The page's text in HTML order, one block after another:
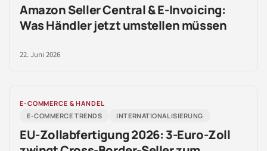
Amazon Seller Central & E-Invoicing:
Was Händler jetzt umstellen müssen
22. Juni 2026
E-COMMERCE & HANDEL
E-COMMERCE TRENDS
INTERNATIONALISIERUNG
EU-Zollabfertigung 2026: 3-Euro-Zoll